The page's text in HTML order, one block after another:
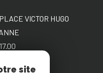
VICTOR HUGO
site